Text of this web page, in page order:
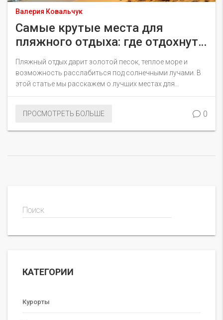
Валерия Ковальчук
Самые крутые места для
пляжного отдыха: где отдохнуть
летом 2024
Пляжный отдых дарит золотой песок, теплое море и
возможность расслабиться под солнечными лучами. В
этой статье мы расскажем о лучших местах для
пляжного отдыха в 2024 году. Вы узнаете о популярных
любой компании и бюджета.
ПРОСМОТРЕТЬ БОЛЬШЕ 0
Поиск
КАТЕГОРИИ
Курорты